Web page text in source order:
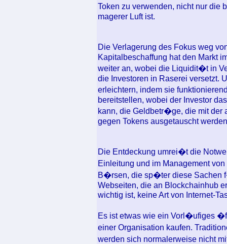
Token zu verwenden, nicht nur
magerer Luft ist.
Die Verlagerung des Fokus weg
Kapitalbeschaffung hat den Markt
weiter an, wobei die Liquidit�t in
die Investoren in Raserei versetzt.
erleichtern, indem sie
bereitstellen, wobei der Investor
kann, die Geldbetr�ge, die mit der
gegen Tokens ausgetauscht
Die Entdeckung umrei�t die
Einleitung und im Management
B�rsen, die sp�ter diese Sachen
Webseiten, die an Blockchainhub
wichtig ist, keine Art von Internet-
Es ist etwas wie ein Vorl�ufiges
einer Organisation kaufen.
werden sich normalerweise nicht